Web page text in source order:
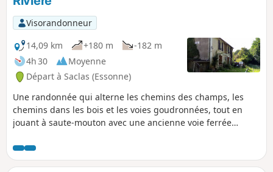
Visorandonneur
14,09 km
+180 m
-182 m
4h 30
Moyenne
Départ à Saclas (Essonne)
Une randonnée qui alterne les chemins des champs, les
chemins dans les bois et les voies goudronnées, tout en
jouant à saute-mouton avec une ancienne voie ferrée
et quelques autres éléments de patrimoine sont au rendez-
vous.